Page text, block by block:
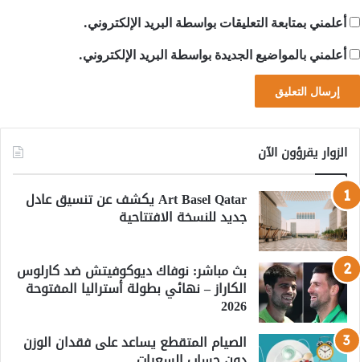
أعلمني بمتابعة التعليقات بواسطة البريد الإلكتروني.
أعلمني بالمواضيع الجديدة بواسطة البريد الإلكتروني.
الزوار يقرؤون الآن
Art Basel Qatar يكشف عن تنسيق عادل
جديد للنسخة الافتتاحية
بث مباشر: نوفاك ديوكوفيتش ضد كارلوس
الكاراز – نهائي بطولة أستراليا المفتوحة
2026
الصيام المتقطع يساعد على فقدان الوزن